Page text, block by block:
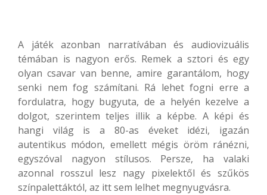
A játék azonban narratívában és audiovizuális
témában is nagyon erős. Remek a sztori és egy
olyan csavar van benne, amire garantálom, hogy
senki nem fog számítani. Rá lehet fogni erre a
fordulatra, hogy bugyuta, de a helyén kezelve a
dolgot, szerintem teljes illik a képbe. A képi és
hangi világ is a 80-as éveket idézi, igazán
autentikus módon, emellett mégis öröm ránézni,
egyszóval nagyon stílusos. Persze, ha valaki
azonnal rosszul lesz nagy pixelektől és szűkös
színpalettáktól, az itt sem lelhet megnyugvásra.